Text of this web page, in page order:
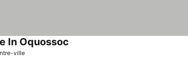
In Oquossoc
ville